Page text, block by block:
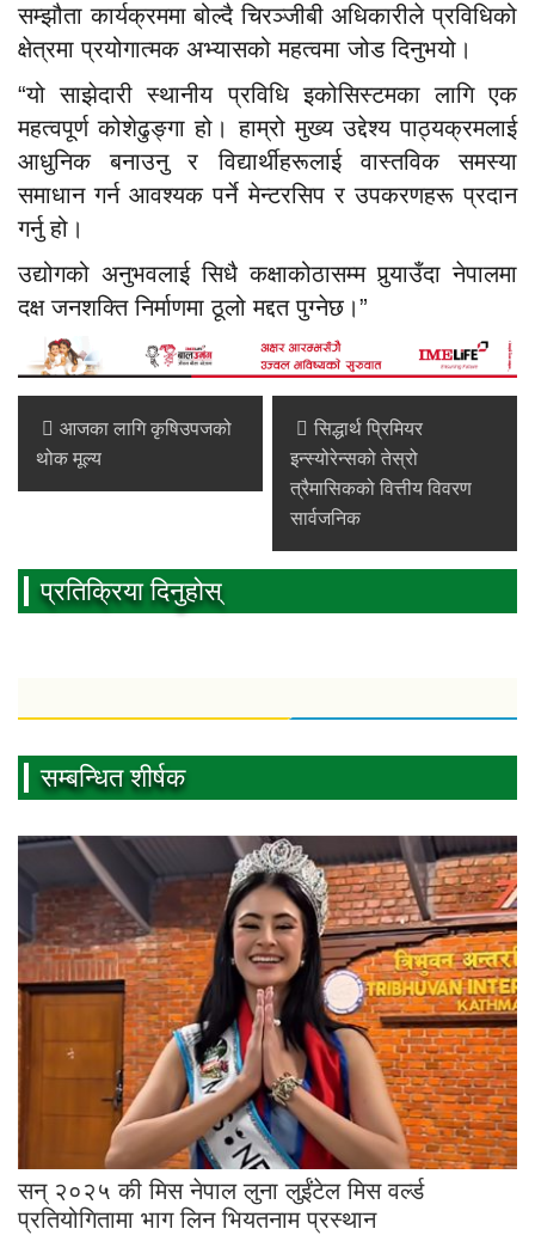
सम्झौता कार्यक्रममा बोल्दै चिरञ्जीबी अधिकारीले प्रविधिको
क्षेत्रमा प्रयोगात्मक अभ्यासको महत्वमा जोड दिनुभयो।
“यो साझेदारी स्थानीय प्रविधि इकोसिस्टमका लागि एक
महत्वपूर्ण कोशेढुङ्गा हो। हाम्रो मुख्य उद्देश्य पाठ्यक्रमलाई
आधुनिक बनाउनु र विद्यार्थीहरूलाई वास्तविक समस्या
समाधान गर्न आवश्यक पर्ने मेन्टरसिप र उपकरणहरू प्रदान
गर्नु हो।
उद्योगको अनुभवलाई सिधै कक्षाकोठासम्म पुर्‍याउँदा नेपालमा
दक्ष जनशक्ति निर्माणमा ठूलो मद्दत पुग्नेछ।”
आजका लागि कृषिउपजको
थोक मूल्य
सिद्धार्थ प्रिमियर
इन्स्योरेन्सको तेस्रो
त्रैमासिकको वित्तीय विवरण
सार्वजनिक
प्रतिक्रिया दिनुहोस्
सम्बन्धित शीर्षक
सन् २०२५ की मिस नेपाल लुना लुईंटेल मिस वर्ल्ड
प्रतियोगितामा भाग लिन भियतनाम प्रस्थान